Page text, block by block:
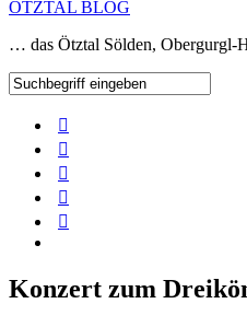
ÖTZTAL BLOG
… das Ötztal Sölden, Obergurgl-
Konzert zum